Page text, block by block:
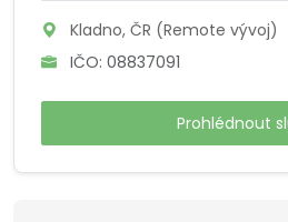
Kladno, ČR (Remote vývoj)
IČO: 08837091
Prohlédnout